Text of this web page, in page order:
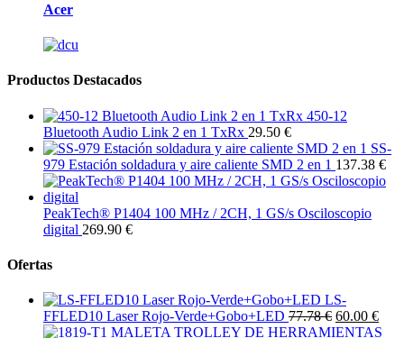
Acer
Productos Destacados
450-12
Bluetooth Audio Link 2 en 1 TxRx 29.50 €
SS-
979 Estación soldadura y aire caliente SMD 2 en 1 137.38 €
PeakTech® P1404 100 MHz / 2CH, 1 GS/s Osciloscopio
digital 269.90 €
Ofertas
LS-
FFLED10 Laser Rojo-Verde+Gobo+LED 77.78 € 60.00 €